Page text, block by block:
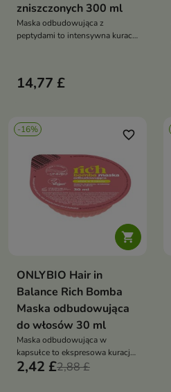
zniszczonych 300 ml
Maska odbudowująca z
peptydami to intensywna kuracja
14,77 £
-16%

favorite_border
ONLYBIO Hair in
Balance Rich Bomba
Maska odbudowująca
do włosów 30 ml
Maska odbudowująca w
kapsułce to ekspresowa kuracja
regenerująca, która w kilka minut
2,42 £2,88 £